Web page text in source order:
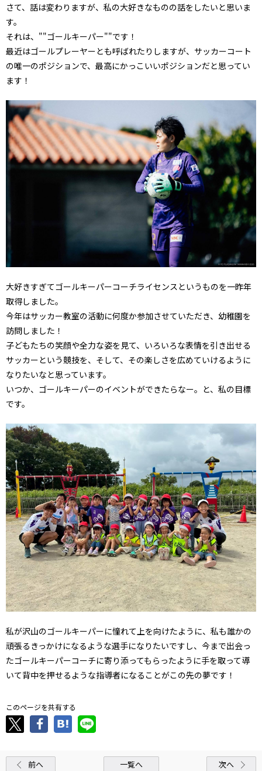
さて、話は変わりますが、私の大好きなものの話をしたいと思いま
す。
それは、""ゴールキーパー""です！
最近はゴールプレーヤーとも呼ばれたりしますが、サッカーコート
の唯一のポジションで、最高にかっこいいポジションだと思ってい
ます！
大好きすぎてゴールキーパーコーチライセンスというものを一昨年
取得しました。
今年はサッカー教室の活動に何度か参加させていただき、幼稚園を
訪問しました！
子どもたちの笑顔や全力な姿を見て、いろいろな表情を引き出せる
サッカーという競技を、そして、その楽しさを広めていけるように
なりたいなと思っています。
いつか、ゴールキーパーのイベントができたらなー。と、私の目標
です。
私が沢山のゴールキーパーに憧れて上を向けたように、私も誰かの
頑張るきっかけになるような選手になりたいですし、今まで出会っ
たゴールキーパーコーチに寄り添ってもらったように手を取って導
いて背中を押せるような指導者になることがこの先の夢です！
このページを共有する
前へ 一覧へ 次へ